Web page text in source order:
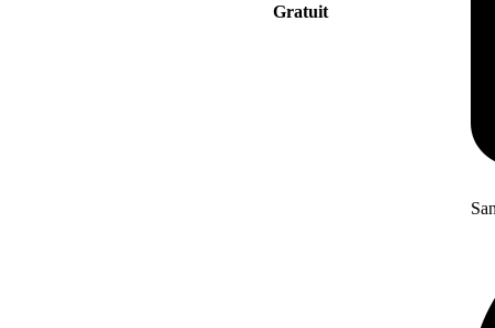
Gratuit